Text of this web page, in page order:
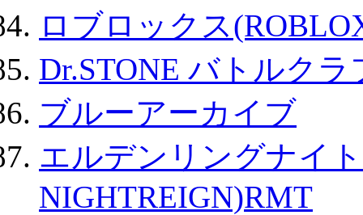
ロブロックス
Dr.STONE バトルク
ブルーアーカイブ
エルデンリングナイ
NIGHTREIGN)RMT